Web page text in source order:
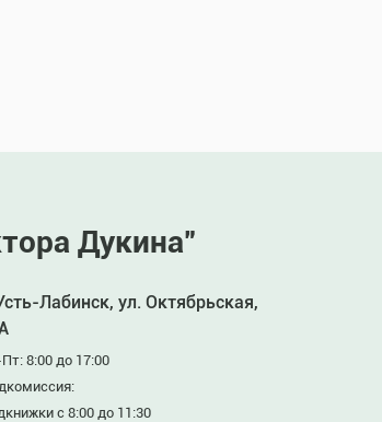
Дукина”
Лабинск, ул. Октябрьская,
8:00 до 17:00
с 8:00 до 11:30